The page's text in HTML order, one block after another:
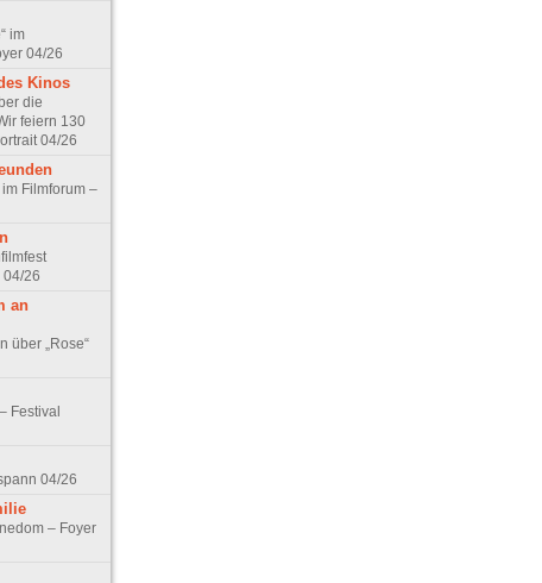
im
04/26
Kinos
die
feiern 130
04/26
im Filmforum –
04/26
an
über „Rose“
Festival
04/26
– Foyer